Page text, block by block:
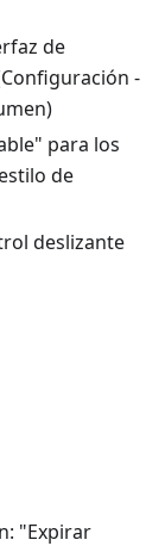
de
-
para los
de
deslizante
"Expirar